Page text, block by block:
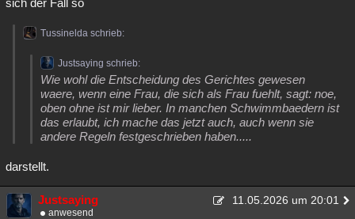
sich der Fall so
Tussinelda schrieb:
Justsaying schrieb:
Wie wohl die Entscheidung des Gerichtes gewesen
waere, wenn eine Frau, die sich als Frau fuehlt, sagt: noe,
oben ohne ist mir lieber. In manchen Schwimmbaedern ist
das erlaubt, ich mache das jetzt auch, auch wenn sie
andere Regeln festgeschrieben haben.....
darstellt.
Justsaying 11.05.2026 um 20:01
anwesend